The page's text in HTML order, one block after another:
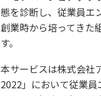
態を診断し、従業員エ
創業時から培ってきた
す。
本サービスは株式会社
2022」において従業